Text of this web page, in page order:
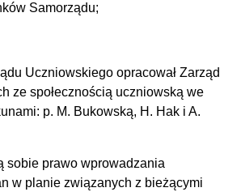
Samorządu;
Uczniowskiego opracował Zarząd
ze społecznością uczniowską we
p. M. Bukowską, H. Hak i A.
sobie prawo wprowadzania
w planie związanych z bieżącymi